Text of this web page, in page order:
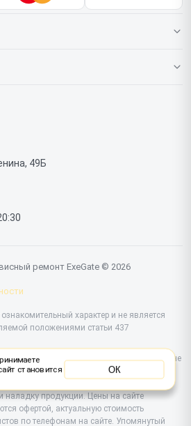
49Б
ремонт ExeGate © 2026
характер и не является
положениями статьи 437
и ремонте техники ExeGate, но не
Предоставляем
истечения гарантии, а также
наладку продукции. Цены на сайте
офертой, актуальную стоимость
по телефонам на сайте. Упомянутый
становится
ОК